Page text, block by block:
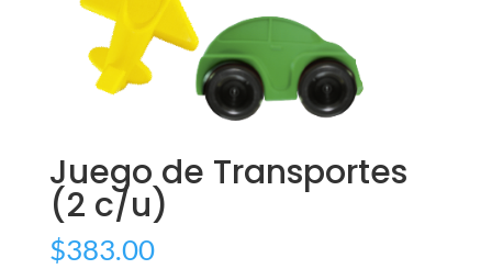
Juego de Transportes
(2 c/u)
$383.00